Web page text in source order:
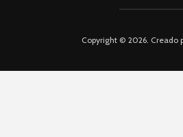
Copyright © 2026. Creado